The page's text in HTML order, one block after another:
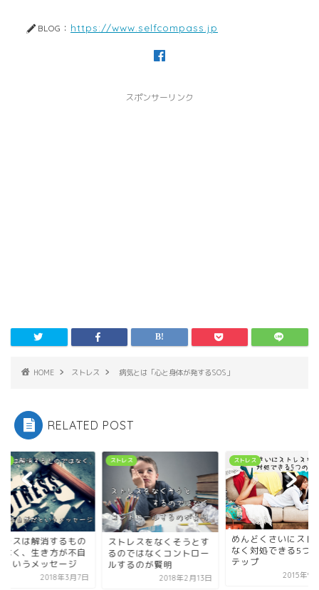
BLOG： https://www.selfcompass.jp
スポンサーリンク
HOME ストレス 病気とは「心と身体が発するSOS」
RELATED POST
レスは解消するもの
なく、生き方が不自
というメッセージ
2018年3月7日
ストレス
ストレスをなくそうとす
るのではなくコントロー
ルするのが賢明
2018年2月13日
ストレス
めんどくさいにスト
なく対処できる5つ
テップ
2015年9